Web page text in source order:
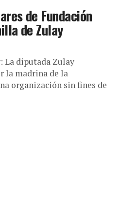
de Fundación
de Zulay
La diputada Zulay
la madrina de la
organización sin fines de